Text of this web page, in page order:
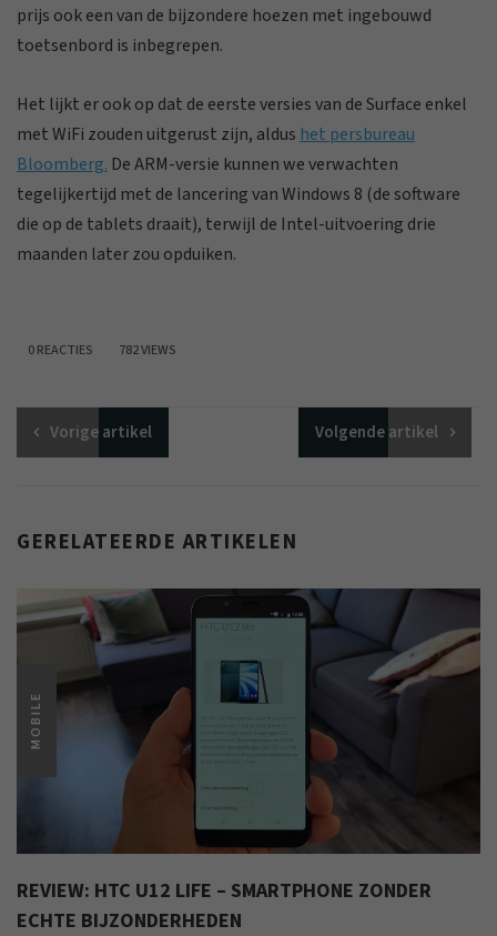
prijs ook een van de bijzondere hoezen met ingebouwd
toetsenbord is inbegrepen.
Het lijkt er ook op dat de eerste versies van de Surface enkel
met WiFi zouden uitgerust zijn, aldus het persbureau
Bloomberg. De ARM-versie kunnen we verwachten
tegelijkertijd met de lancering van Windows 8 (de software
die op de tablets draait), terwijl de Intel-uitvoering drie
maanden later zou opduiken.
0 REACTIES 782 VIEWS
Vorigeartikel Volgendeartikel
GERELATEERDE ARTIKELEN
MOBILE
REVIEW: HTC U12 LIFE – SMARTPHONE ZONDER
ECHTE BIJZONDERHEDEN